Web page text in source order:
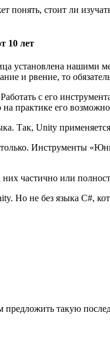
понять, стоит ли
10 лет
установлена нашими
и рвение, то
с его
практике его
Так, Unity применяется
Инструменты
частично или
Но не без языка C#,
такую